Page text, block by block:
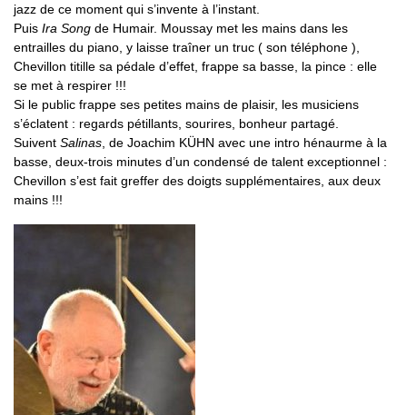
jazz de ce moment qui s’invente à l’instant.
Puis Ira Song de Humair. Moussay met les mains dans les
entrailles du piano, y laisse traîner un truc ( son téléphone ),
Chevillon titille sa pédale d’effet, frappe sa basse, la pince : elle
se met à respirer !!!
Si le public frappe ses petites mains de plaisir, les musiciens
s’éclatent : regards pétillants, sourires, bonheur partagé.
Suivent Salinas , de Joachim KÜHN avec une intro hénaurme à la
basse, deux-trois minutes d’un condensé de talent exceptionnel :
Chevillon s’est fait greffer des doigts supplémentaires, aux deux
mains !!!